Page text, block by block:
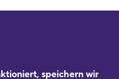
speichern wir
Programm